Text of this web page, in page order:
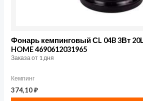
Фонарь кемпинговый СL 04B 3Вт
HOME 4690612031965
Заказа от 1 дня
Кемпинг
374,10₽